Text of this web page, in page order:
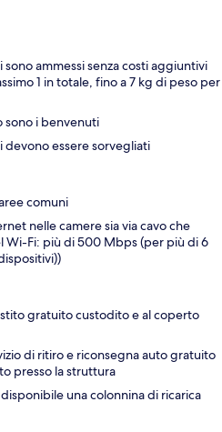
ammessi senza costi aggiuntivi
1 in totale, fino a 7 kg di peso per
sono i benvenuti
devono essere sorvegliati
comuni
nelle camere sia via cavo che
Wi-Fi: più di 500 Mbps (per più di 6
gratuito custodito e al coperto
di ritiro e riconsegna auto gratuito
presso la struttura
una colonnina di ricarica